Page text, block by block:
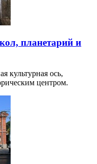
планетарий и
культурная ось,
центром.